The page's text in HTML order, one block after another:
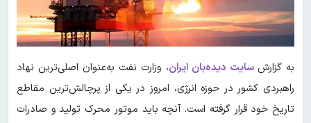
به گزارش سایت دیده‌بان ایران، وزارت نفت به‌عنوان اصلی‌ترین نهاد
راهبردی کشور در حوزه انرژی، امروز در یکی از پرچالش‌ترین مقاطع
تاریخ خود قرار گرفته است. آنچه باید موتور محرک تولید و صادرات